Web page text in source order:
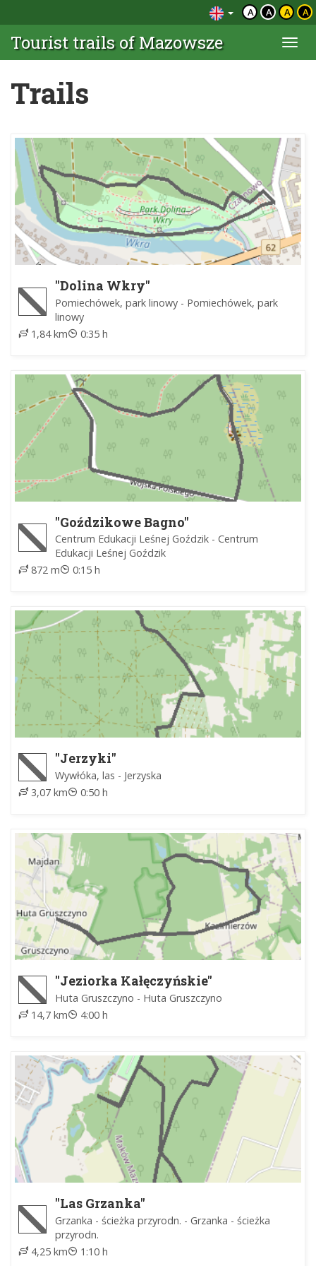
A A A A
Tourist trails of Mazowsze
Trails
"Dolina Wkry"
Pomiechówek, park linowy - Pomiechówek, park
linowy
1,84 km
0:35 h
"Goździkowe Bagno"
Centrum Edukacji Leśnej Goździk - Centrum
Edukacji Leśnej Goździk
872 m
0:15 h
"Jerzyki"
Wywłóka, las - Jerzyska
3,07 km
0:50 h
"Jeziorka Kałęczyńskie"
Huta Gruszczyno - Huta Gruszczyno
14,7 km
4:00 h
"Las Grzanka"
Grzanka - ścieżka przyrodn. - Grzanka - ścieżka
przyrodn.
4,25 km
1:10 h